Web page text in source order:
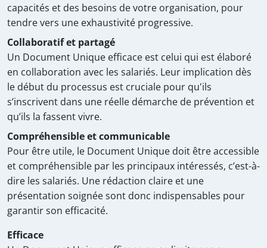
capacités et des besoins de votre organisation, pour
tendre vers une exhaustivité progressive.
Collaboratif et partagé
Un Document Unique efficace est celui qui est élaboré
en collaboration avec les salariés. Leur implication dès
le début du processus est cruciale pour qu'ils
s’inscrivent dans une réelle démarche de prévention et
qu’ils la fassent vivre.
Compréhensible et communicable
Pour être utile, le Document Unique doit être accessible
et compréhensible par les principaux intéressés, c’est-à-
dire les salariés. Une rédaction claire et une
présentation soignée sont donc indispensables pour
garantir son efficacité.
Efficace